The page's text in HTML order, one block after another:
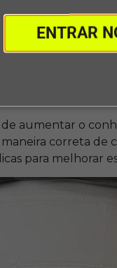
ENTRAR
bolsos
de colocar o
para atingir tal
nesse texto.
de aumentar o
maneira correta
para melhorar